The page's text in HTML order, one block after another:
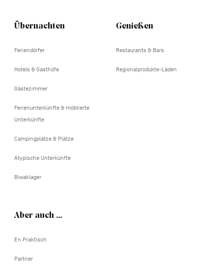
Übernachten
Feriendörfer
Hotels & Gasthöfe
Gästezimmer
Ferienunterkünfte & möblierte
Unterkünfte
Campingplätze & Plätze
Atypische Unterkünfte
Biwaklager
Genießen
Restaurants & Bars
Regionalprodukte-Läden
Aber auch …
En Praktisch
Partner